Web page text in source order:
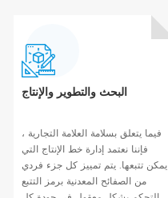
البحث والتطوير والإنتاج
فيما يتعلق بسلامة العلامة التجارية ،
فإننا نعتمد إدارة خط الإنتاج التي
يمكن تتبعها. يتم تمييز كل جزء فردي
من الصفائح المعدنية برمز التتبع